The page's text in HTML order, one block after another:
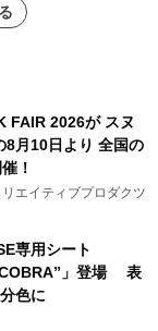
FAIR 2026が スヌ
8月10日より 全国の
！
エイティブプロダクツ
専用シート
」登場 表
色に